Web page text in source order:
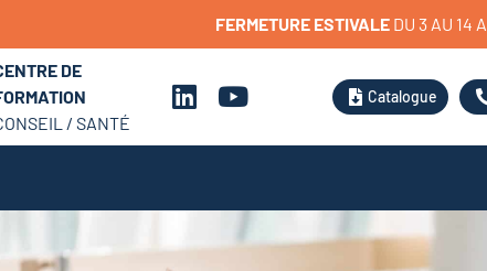
FERMETURE ESTIVALE DU 3 AU 14 A
DE
/ SANTÉ
Catalogue